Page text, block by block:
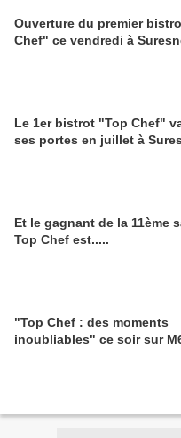
Ouverture du premier
Chef" ce vendredi à
Le 1er bistrot "Top Chef"
ses portes en juillet à
Et le gagnant de la 11ème
Top Chef est.....
"Top Chef : des moments
inoubliables" ce soir sur